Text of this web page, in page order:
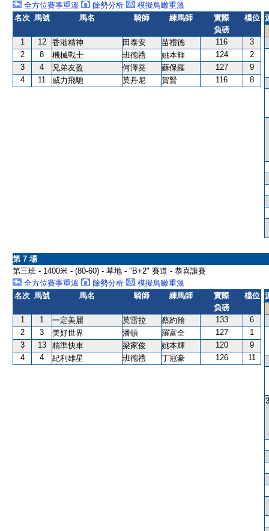
全方位賽事重溫
餘勢分析
模擬鳥瞰重溫
名次 馬號 馬名 騎師 練馬師
實際
負磅
檔位
1 12 香港精神 田泰安 苗禮德 116
3
2
8 機械戰士 班德禮 姚本輝 124
2
3
4 兄弟友盈 何澤堯 蘇保羅 127
9
4
11 威力飛馳 莫丹尼 賀賢 116 8
第 7 場
第三班 - 1400米 - (80-60) - 草地 - "B+2" 賽道 - 恭喜讓賽
全方位賽事重溫
餘勢分析
模擬鳥瞰重溫
名次 馬號 馬名 騎師 練馬師
實際
負磅
檔位
1 1 一定美麗 莫雷拉 蔡約翰 133
6
2
3 美好世界 潘頓 羅富全 127
1
3
13 精準快車 梁家俊 姚本輝 120
9
4
4 紀利雄星 班德禮 丁冠豪 126 11